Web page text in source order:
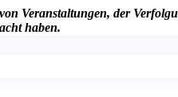
Veranstaltungen, der
haben.